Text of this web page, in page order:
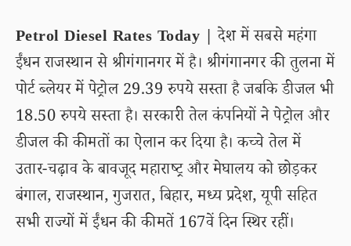
Petrol Diesel Rates Today | देश में सबसे महंगा
ईंधन राजस्थान से श्रीगंगानगर में है। श्रीगंगानगर की तुलना में
पोर्ट ब्लेयर में पेट्रोल 29.39 रुपये सस्ता है जबकि डीजल भी
18.50 रुपये सस्ता है। सरकारी तेल कंपनियों ने पेट्रोल और
डीजल की कीमतों का ऐलान कर दिया है। कच्चे तेल में
उतार-चढ़ाव के बावजूद महाराष्ट्र और मेघालय को छोड़कर
बंगाल, राजस्थान, गुजरात, बिहार, मध्य प्रदेश, यूपी सहित
सभी राज्यों में ईंधन की कीमतें 167वें दिन स्थिर रहीं।